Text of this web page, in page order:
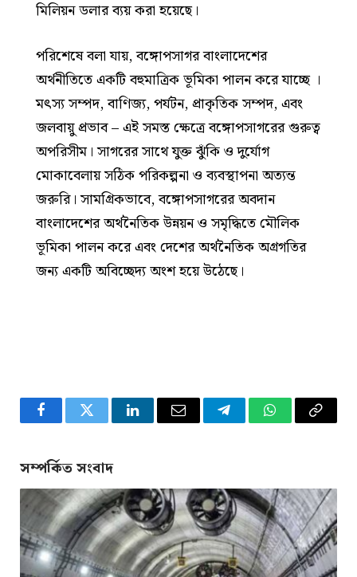
মিলিয়ন ডলার ব্যয় করা হয়েছে।
পরিশেষে বলা যায়, বঙ্গোপসাগর বাংলাদেশের
অর্থনীতিতে একটি বহুমাত্রিক ভূমিকা পালন করে যাচ্ছে ।
মৎস্য সম্পদ, বাণিজ্য, পর্যটন, প্রাকৃতিক সম্পদ, এবং
জলবায়ু প্রভাব – এই সমস্ত ক্ষেত্রে বঙ্গোপসাগরের গুরুত্ব
অপরিসীম। সাগরের সাথে যুক্ত ঝুঁকি ও দুর্যোগ
মোকাবেলায় সঠিক পরিকল্পনা ও ব্যবস্থাপনা অত্যন্ত
জরুরি। সামগ্রিকভাবে, বঙ্গোপসাগরের অবদান
বাংলাদেশের অর্থনৈতিক উন্নয়ন ও সমৃদ্ধিতে মৌলিক
ভূমিকা পালন করে এবং দেশের অর্থনৈতিক অগ্রগতির
জন্য একটি অবিচ্ছেদ্য অংশ হয়ে উঠেছে।
FacebookTwitter LinkedInEmail TelegramWhatsApp
Copy
সম্পর্কিত সংবাদ